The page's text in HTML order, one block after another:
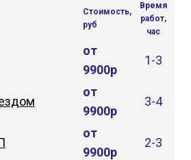
Стоимость,
руб
Время
работ,
час
от
9900р
1-3
от
9900р
3-4
от
9900р
2-3